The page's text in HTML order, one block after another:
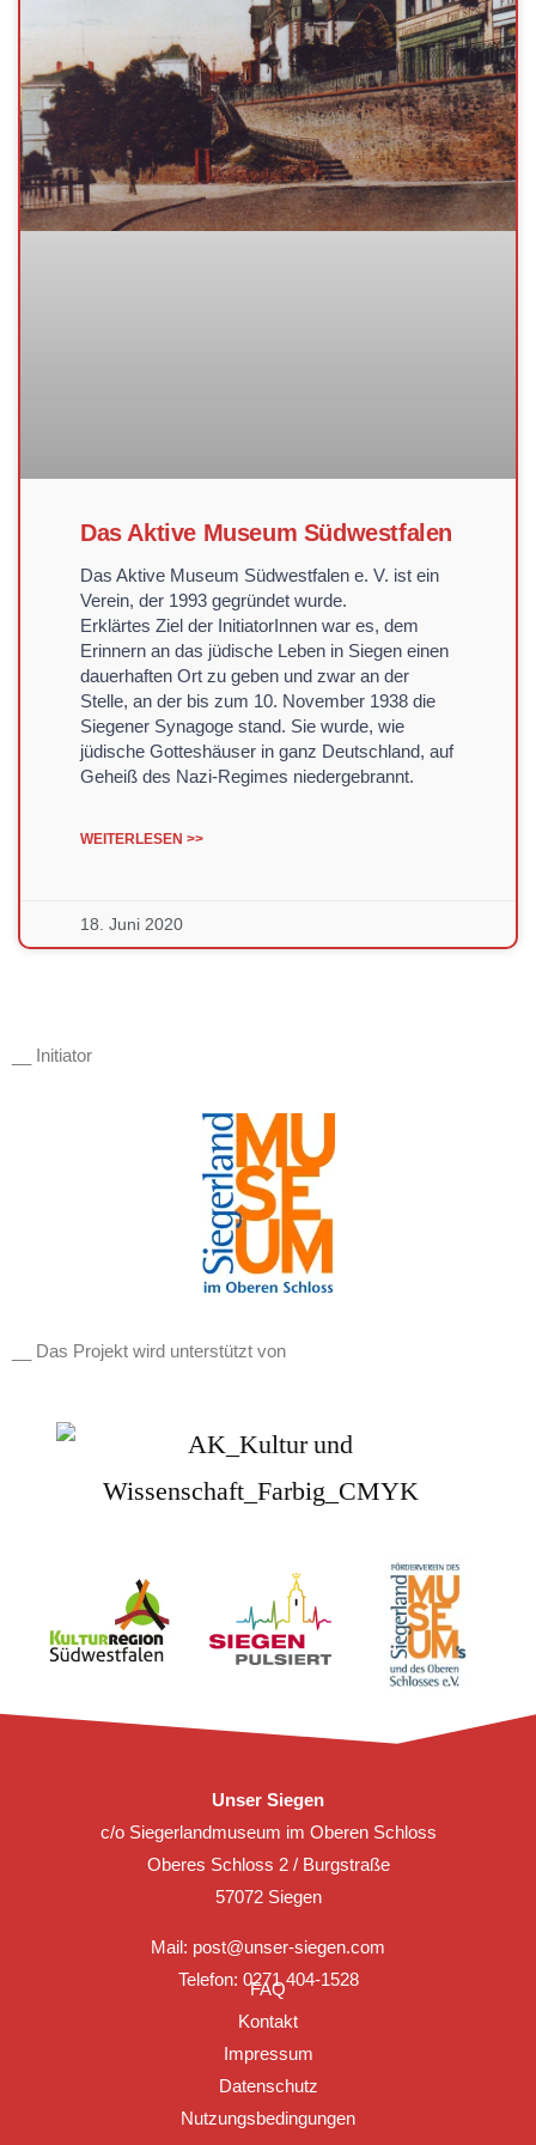
Das Aktive Museum Südwestfalen
Das Aktive Museum Südwestfalen e. V. ist ein
Verein, der 1993 gegründet wurde.
Erklärtes Ziel der InitiatorInnen war es, dem
Erinnern an das jüdische Leben in Siegen einen
dauerhaften Ort zu geben und zwar an der
Stelle, an der bis zum 10. November 1938 die
Siegener Synagoge stand. Sie wurde, wie
jüdische Gotteshäuser in ganz Deutschland, auf
Geheiß des Nazi-Regimes niedergebrannt.
WEITERLESEN >>
18. Juni 2020
__ Initiator
__ Das Projekt wird unterstützt von
Unser Siegen
c/o Siegerlandmuseum im Oberen Schloss
Oberes Schloss 2 / Burgstraße
57072 Siegen
Mail: post@unser-siegen.com
Telefon: 0271 404-1528
FAQ
Kontakt
Impressum
Datenschutz
Nutzungsbedingungen